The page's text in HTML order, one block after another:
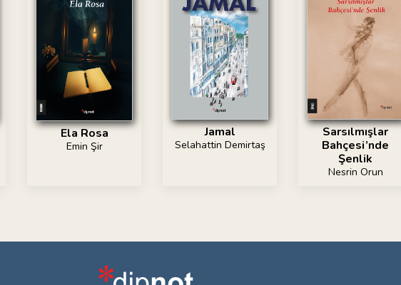
Ela Rosa
Emin Şir
Jamal
Selahattin Demirtaş
Sarsılmışlar
Bahçesi’nde
Şenlik
Nesrin Orun